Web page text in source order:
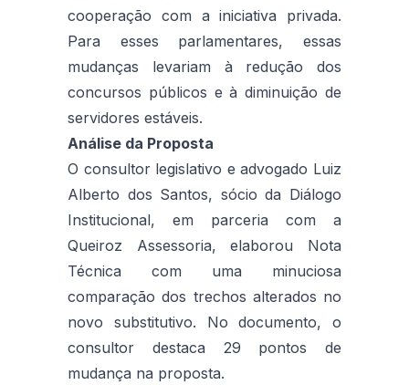
cooperação com a iniciativa privada.
Para esses parlamentares, essas
mudanças levariam à redução dos
concursos públicos e à diminuição de
servidores estáveis.
Análise da Proposta
O consultor legislativo e advogado Luiz
Alberto dos Santos, sócio da Diálogo
Institucional, em parceria com a
Queiroz Assessoria, elaborou Nota
Técnica com uma minuciosa
comparação dos trechos alterados no
novo substitutivo. No documento, o
consultor destaca 29 pontos de
mudança na proposta.